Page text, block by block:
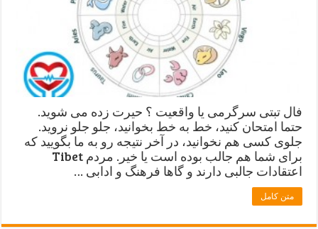
فال تبتی سرگرمی یا واقعیت ؟ حیرت زده می شوید.
حتما امتحان کنید، خط به خط بخوانید، جلو جلو نروید.
جلوی کسی هم نخوانید، در آخر نتیجه رو به ما بگویید که
برای شما هم جالب بوده است یا خیر. مردم Tibet
اعتقادات جالبی دارند و گاها فرهنگ و ادابی …
متن کامل